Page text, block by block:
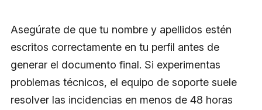
Asegúrate de que tu nombre y apellidos estén
escritos correctamente en tu perfil antes de
generar el documento final. Si experimentas
problemas técnicos, el equipo de soporte suele
resolver las incidencias en menos de 48 horas